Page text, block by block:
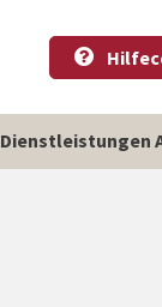
Dienstleistungen